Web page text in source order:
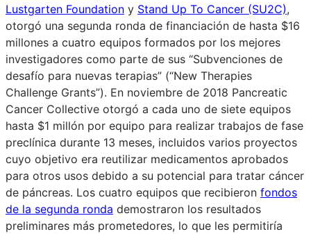
Lustgarten Foundation y Stand Up To Cancer (SU2C),
otorgó una segunda ronda de financiación de hasta $16
millones a cuatro equipos formados por los mejores
investigadores como parte de sus “Subvenciones de
desafío para nuevas terapias” (“New Therapies
Challenge Grants”). En noviembre de 2018 Pancreatic
Cancer Collective otorgó a cada uno de siete equipos
hasta $1 millón por equipo para realizar trabajos de fase
preclínica durante 13 meses, incluidos varios proyectos
cuyo objetivo era reutilizar medicamentos aprobados
para otros usos debido a su potencial para tratar cáncer
de páncreas. Los cuatro equipos que recibieron fondos
de la segunda ronda demostraron los resultados
preliminares más prometedores, lo que les permitiría